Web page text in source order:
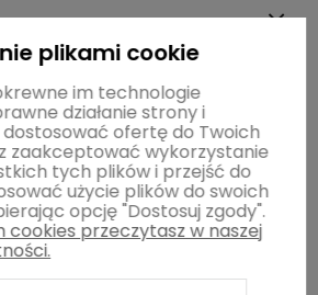
plikami cookie
im technologie
działanie strony i
ofertę do Twoich
zaakceptować wykorzystanie
tych plików i przejść do
użycie plików do swoich
opcję "Dostosuj zgody".
cookies przeczytasz w naszej